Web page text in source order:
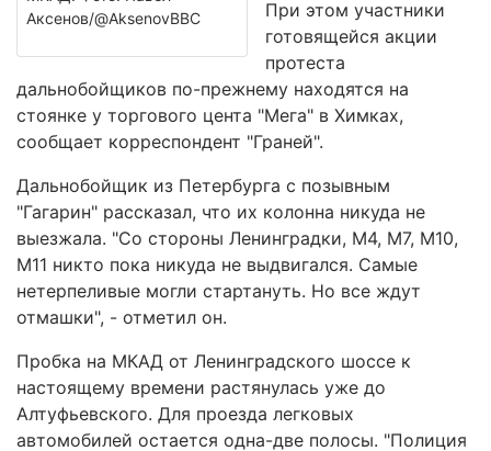
Аксенов/@AksenovBBC
При этом участники
готовящейся акции
протеста
дальнобойщиков по-прежнему находятся на
стоянке у торгового цента "Мега" в Химках,
сообщает корреспондент "Граней".
Дальнобойщик из Петербурга с позывным
"Гагарин" рассказал, что их колонна никуда не
выезжала. "Со стороны Ленинградки, М4, М7, М10,
М11 никто пока никуда не выдвигался. Самые
нетерпеливые могли стартануть. Но все ждут
отмашки", - отметил он.
Пробка на МКАД от Ленинградского шоссе к
настоящему времени растянулась уже до
Алтуфьевского. Для проезда легковых
автомобилей остается одна-две полосы. "Полиция